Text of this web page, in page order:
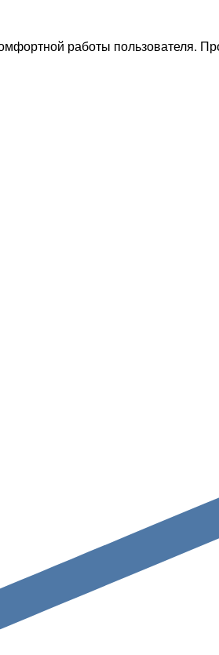
работы пользователя.